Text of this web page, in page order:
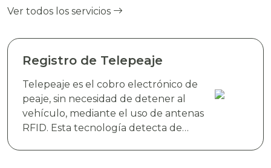
Ver todos los servicios
Registro de Telepeaje
Telepeaje es el cobro electrónico de
peaje, sin necesidad de detener al
vehículo, mediante el uso de antenas
RFID. Esta tecnología detecta de